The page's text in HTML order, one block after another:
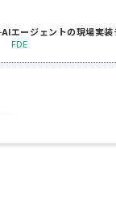
AIエージェントの現場実装
FDE